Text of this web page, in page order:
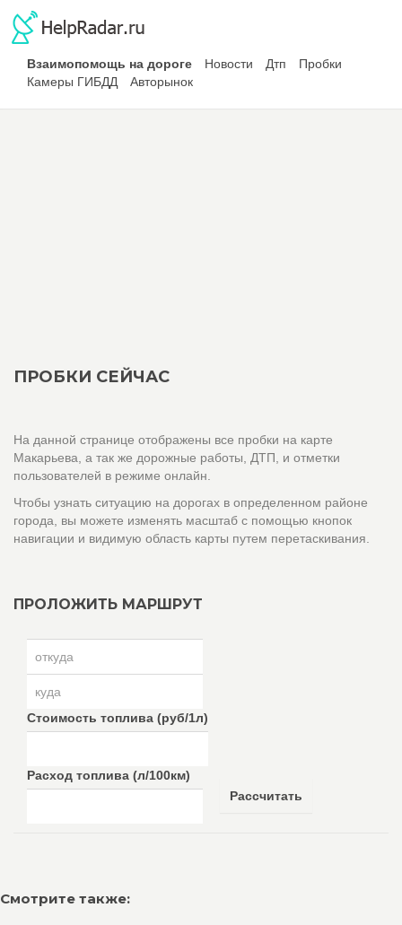
Взаимопомощь на дороге Новости Дтп
Пробки
Камеры ГИБДД
Авторынок
ПРОБКИ СЕЙЧАС
На данной странице отображены все пробки на карте
Макарьева, а так же дорожные работы, ДТП, и отметки
пользователей в режиме онлайн.
Чтобы узнать ситуацию на дорогах в определенном районе
города, вы можете изменять масштаб с помощью кнопок
навигации и видимую область карты путем перетаскивания.
ПРОЛОЖИТЬ МАРШРУТ
Стоимость топлива (руб/1л)
Расход топлива (л/100км)
Рассчитать
Смотрите также: